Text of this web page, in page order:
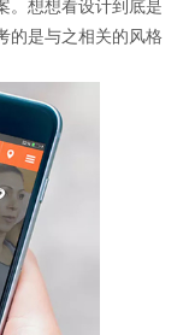
。想想看设计到底是
的是与之相关的风格